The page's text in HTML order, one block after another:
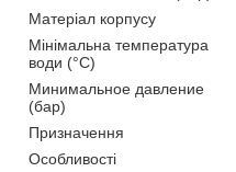
Матеріал корпусу
Мінімальна температура
води (°C)
Минимальное давление
(бар)
Призначення
Особливості